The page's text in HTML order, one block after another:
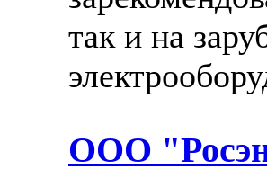
так и на
ООО